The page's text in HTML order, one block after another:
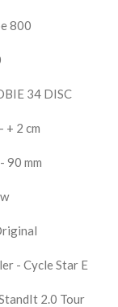
800
34 DISC
+ 2 cm
90 mm
- Cycle Star E
2.0 Tour